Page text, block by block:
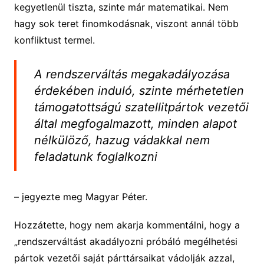
kegyetlenül tiszta, szinte már matematikai. Nem
hagy sok teret finomkodásnak, viszont annál több
konfliktust termel.
A rendszerváltás megakadályozása
érdekében induló, szinte mérhetetlen
támogatottságú szatellitpártok vezetői
által megfogalmazott, minden alapot
nélkülöző, hazug vádakkal nem
feladatunk foglalkozni
– jegyezte meg Magyar Péter.
Hozzátette, hogy nem akarja kommentálni, hogy a
„rendszerváltást akadályozni próbáló megélhetési
pártok vezetői saját párttársaikat vádolják azzal,